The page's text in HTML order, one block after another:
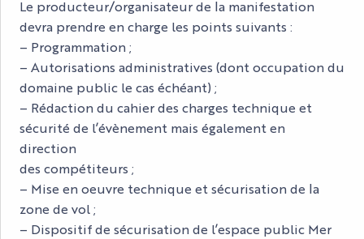
Le producteur/organisateur de la manifestation
devra prendre en charge les points suivants :
– Programmation ;
– Autorisations administratives (dont occupation du
domaine public le cas échéant) ;
– Rédaction du cahier des charges technique et
sécurité de l’évènement mais également en
direction
des compétiteurs ;
– Mise en oeuvre technique et sécurisation de la
zone de vol ;
– Dispositif de sécurisation de l’espace public Mer